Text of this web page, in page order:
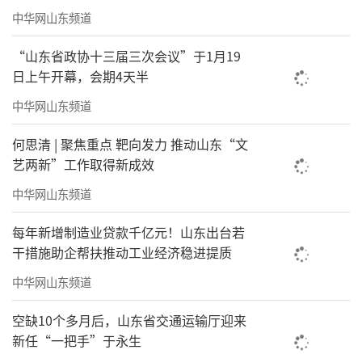
中华网山东频道
“山东省政协十三届三次会议”于1月19
日上午开幕，会期4天半
中华网山东频道
何思清 | 聚焦重点 靶向发力 推动山东“文
艺两新”工作取得新成效
中华网山东频道
每年新增制造业贷款千亿元！山东出台若
干措施助企帮扶推动工业经济稳进提质
中华网山东频道
空缺10个多月后，山东省交通运输厅迎来
新任“一把手”于永生